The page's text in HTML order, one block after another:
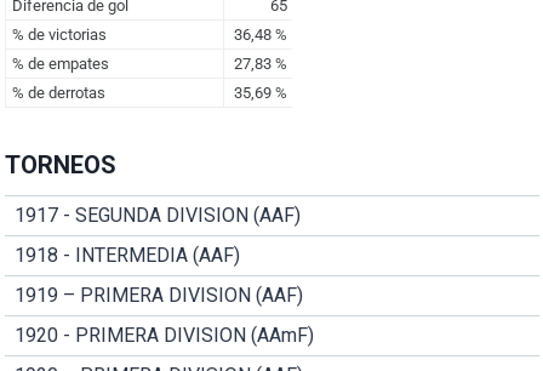
TORNEOS
1917 - SEGUNDA DIVISION (AAF)
1918 - INTERMEDIA (AAF)
1919 – PRIMERA DIVISION (AAF)
1920 - PRIMERA DIVISION (AAmF)